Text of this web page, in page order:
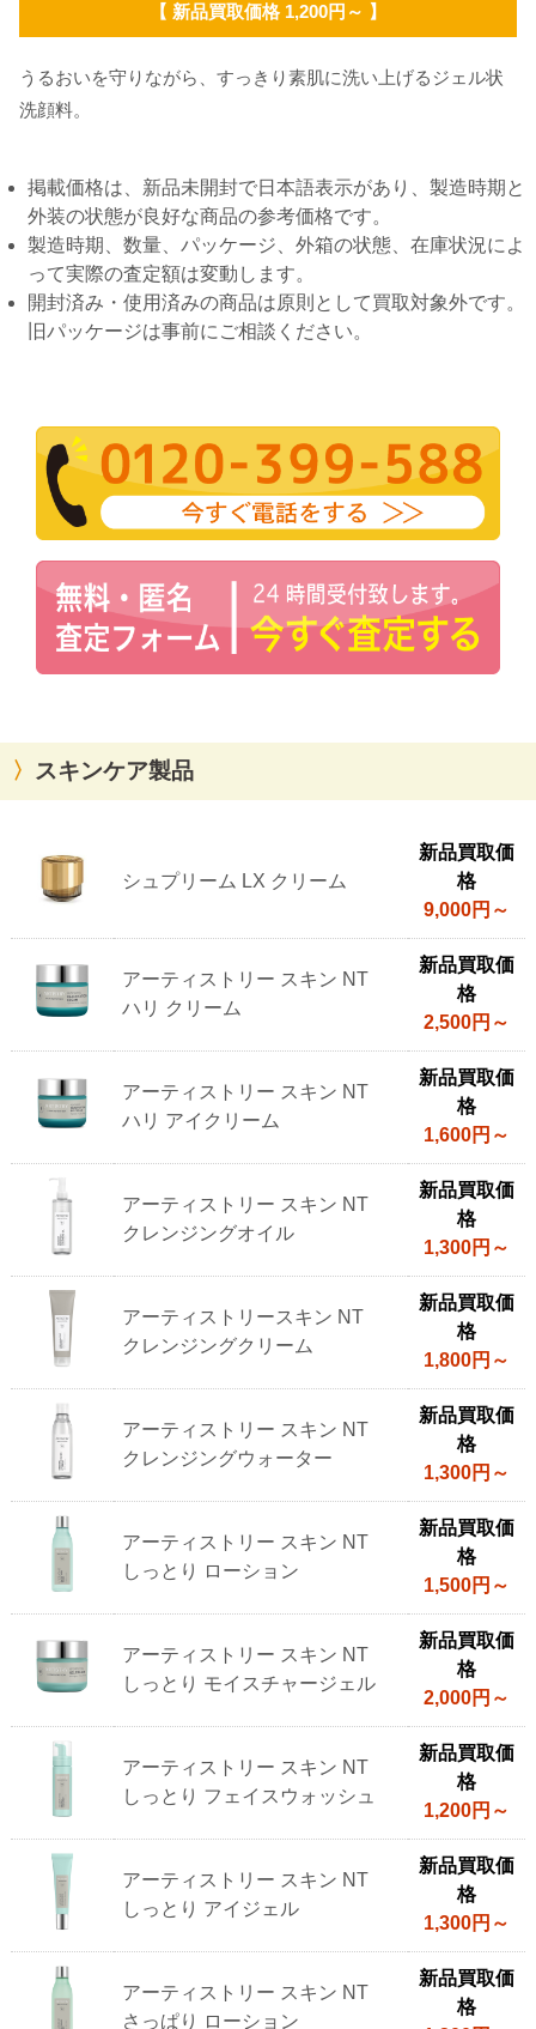
【 新品買取価格 1,200円～ 】
うるおいを守りながら、すっきり素肌に洗い上げるジェル状
洗顔料。
掲載価格は、新品未開封で日本語表示があり、製造時期と
外装の状態が良好な商品の参考価格です。
製造時期、数量、パッケージ、外箱の状態、在庫状況によ
って実際の査定額は変動します。
開封済み・使用済みの商品は原則として買取対象外です。
旧パッケージは事前にご相談ください。
スキンケア製品
キ
製
シュプリーム LX クリーム
新品買取価
格
9,000円～
アーティストリー スキン NT
ハリ クリーム
新品買取価
格
2,500円～
アーティストリー スキン NT
ハリ アイクリーム
新品買取価
格
1,600円～
アーティストリー スキン NT
クレンジングオイル
新品買取価
格
1,300円～
アーティストリースキン NT
クレンジングクリーム
新品買取価
格
1,800円～
アーティストリー スキン NT
クレンジングウォーター
新品買取価
格
1,300円～
アーティストリー スキン NT
しっとり ローション
新品買取価
格
1,500円～
アーティストリー スキン NT
しっとり モイスチャージェル
新品買取価
格
2,000円～
アーティストリー スキン NT
しっとり フェイスウォッシュ
新品買取価
格
1,200円～
アーティストリー スキン NT
しっとり アイジェル
新品買取価
格
1,300円～
アーティストリー スキン NT
さっぱり ローション
新品買取価
格